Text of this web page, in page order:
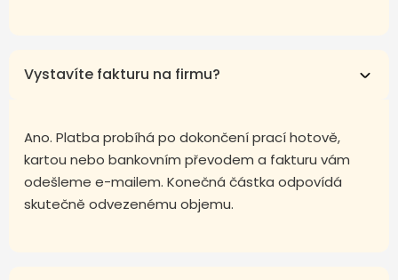
Vystavíte fakturu na firmu?
Ano. Platba probíhá po dokončení prací hotově,
kartou nebo bankovním převodem a fakturu vám
odešleme e-mailem. Konečná částka odpovídá
skutečně odvezenému objemu.